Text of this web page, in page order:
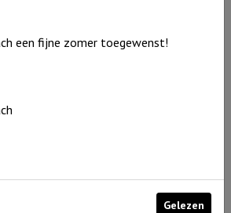
een fijne zomer toegewenst!
Gelezen